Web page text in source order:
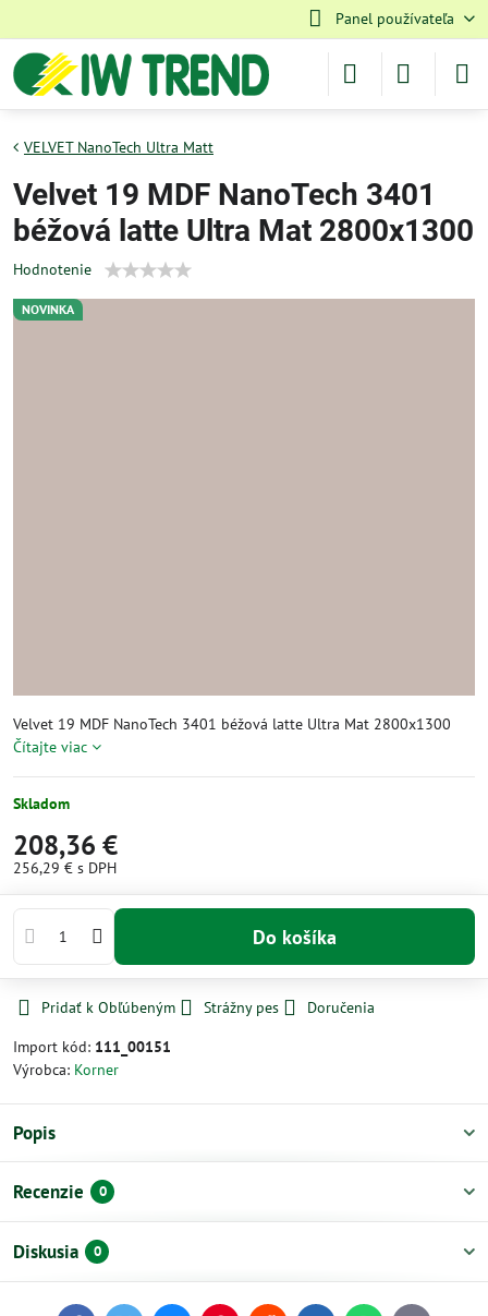
Panel používateľa
NOVINKA
VELVET NanoTech Ultra Matt
Velvet 19 MDF NanoTech 3401
béžová latte Ultra Mat 2800x1300
Hodnotenie
Velvet 19 MDF NanoTech 3401 béžová latte Ultra Mat 2800x1300
Čítajte viac
Skladom
208,36 €
256,29 € s DPH
Do košíka
Pridať k Obľúbeným Strážny pes
Doručenia
Import kód: 111_00151
Výrobca: Korner
Popis
Recenzie 0
Diskusia 0